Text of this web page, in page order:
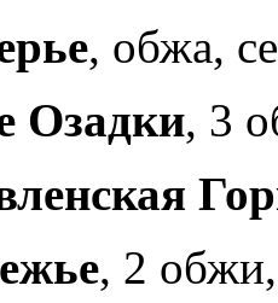
, обжа,
Озадки, 3
, 2